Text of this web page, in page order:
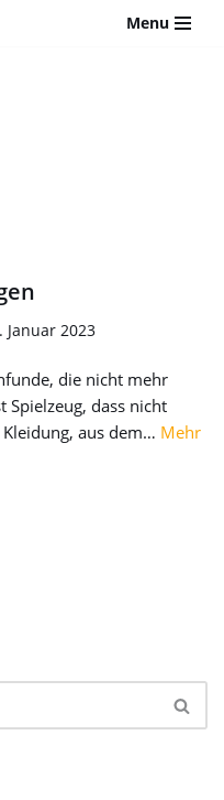
Menu
Januar 2023
die nicht mehr
Spielzeug, dass nicht
aus dem… Mehr